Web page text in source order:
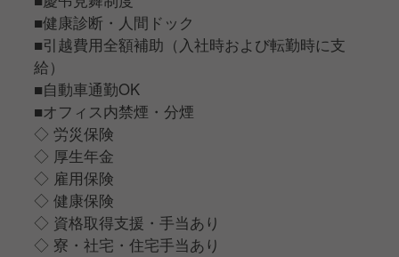
■健康診断・人間ドック
■引越費用全額補助（入社時および転勤時に支
給）
■自動車通勤OK
■オフィス内禁煙・分煙
◇ 労災保険
◇ 厚生年金
◇ 雇用保険
◇ 健康保険
◇ 資格取得支援・手当あり
◇ 寮・社宅・住宅手当あり